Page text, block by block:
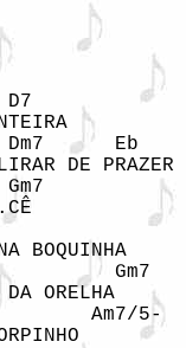
D7
Eb
DE PRAZER
Bb7
BOQUINHA
Gm7
DA ORELHA
Am7/5-